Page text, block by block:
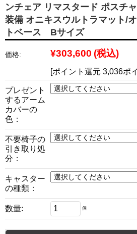
ンチェア リマスタード ポスチ
装備 オニキスウルトラマット/
トベース Bサイズ
価格: ¥303,600 (税込)
[ポイント還元 3,036ポ
プレゼント
するアーム
カバーの
色：
不要椅子の
引き取り処
分：
キャスター
の種類：
数量: 個